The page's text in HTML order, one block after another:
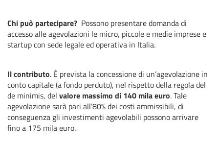
Chi può partecipare? Possono presentare domanda di
accesso alle agevolazioni le micro, piccole e medie imprese e
startup con sede legale ed operativa in Italia.
Il contributo. È prevista la concessione di un’agevolazione in
conto capitale (a fondo perduto), nel rispetto della regola del
de minimis, del valore massimo di 140 mila euro. Tale
agevolazione sarà pari all’80% dei costi ammissibili, di
conseguenza gli investimenti agevolabili possono arrivare
fino a 175 mila euro.